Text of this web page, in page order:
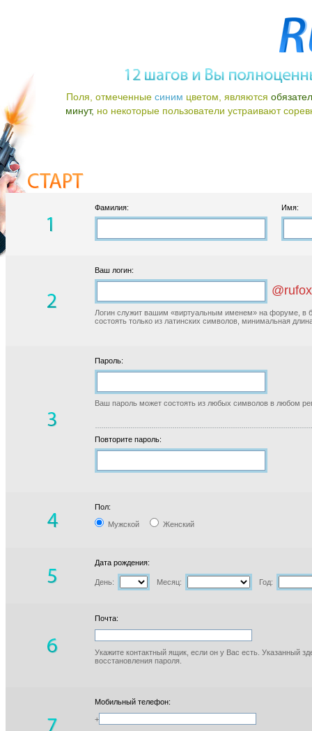
Поля, отмеченные синим цветом, являются
минут, но некоторые пользователи устраивают
Фамилия: Имя:
Ваш логин:
Логин служит вашим «виртуальным именем» на форуме, в
состоять только из латинских символов, минимальная
Пароль:
Ваш пароль может состоять из любых символов в любом
Повторите пароль:
Пол:
Мужской Женский
Дата рождения:
День: Месяц: Год:
Почта:
Укажите контактный ящик, если он у Вас есть. Указанный
восстановления пароля.
Мобильный телефон:
+